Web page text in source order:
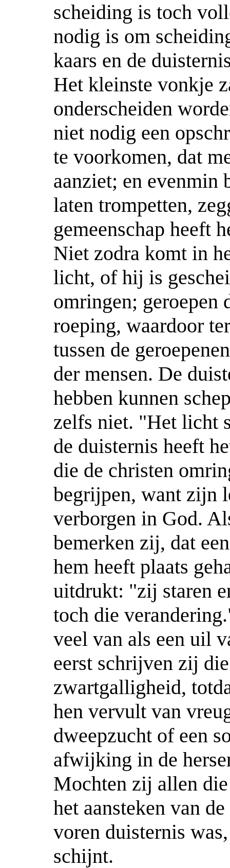
scheiding is toch
nodig is om
kaars en de
Het kleinste vonkje
onderscheiden
niet nodig een
te voorkomen, dat
aanziet; en evenmin
laten trompetten,
gemeenschap heeft
Niet zodra komt in
licht, of hij is
omringen; geroepen
roeping, waardoor
tussen de
der mensen. De
hebben kunnen
zelfs niet. "Het licht
de duisternis heeft
die de christen
begrijpen, want zijn
verborgen in God.
bemerken zij, dat
hem heeft plaats
uitdrukt: "zij staren
toch die
veel van als een uil
eerst schrijven zij
zwartgalligheid,
hen vervult van
dweepzucht of een
afwijking in de
Mochten zij allen
het aansteken van
voren duisternis
schijnt.